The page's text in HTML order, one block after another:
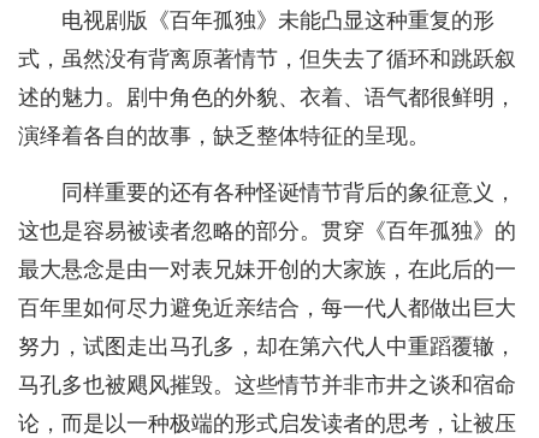
电视剧版《百年孤独》未能凸显这种重复的形
式，虽然没有背离原著情节，但失去了循环和跳跃叙
述的魅力。剧中角色的外貌、衣着、语气都很鲜明，
演绎着各自的故事，缺乏整体特征的呈现。
同样重要的还有各种怪诞情节背后的象征意义，
这也是容易被读者忽略的部分。贯穿《百年孤独》的
最大悬念是由一对表兄妹开创的大家族，在此后的一
百年里如何尽力避免近亲结合，每一代人都做出巨大
努力，试图走出马孔多，却在第六代人中重蹈覆辙，
马孔多也被飓风摧毁。这些情节并非‌市井之谈和宿命
论，而是以一种极端的形式启发读者的思考，让被压